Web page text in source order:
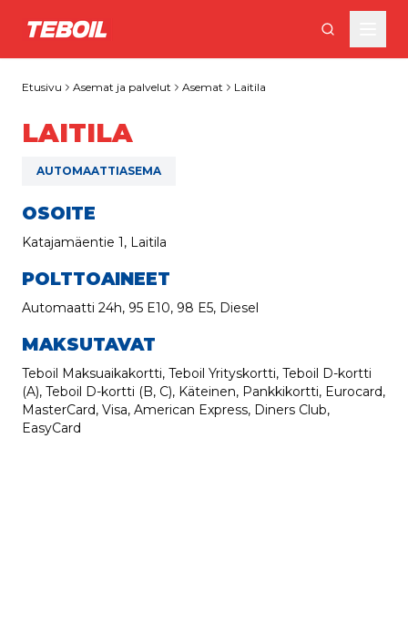
Siirry pääsisältöön
Etusivu Asemat ja palvelut Asemat Laitila
LAITILA
AUTOMAATTIASEMA
OSOITE
Katajamäentie 1, Laitila
POLTTOAINEET
Automaatti 24h, 95 E10, 98 E5, Diesel
MAKSUTAVAT
Teboil Maksuaikakortti, Teboil Yrityskortti, Teboil D-kortti
(A), Teboil D-kortti (B, C), Käteinen, Pankkikortti, Eurocard,
MasterCard, Visa, American Express, Diners Club,
EasyCard